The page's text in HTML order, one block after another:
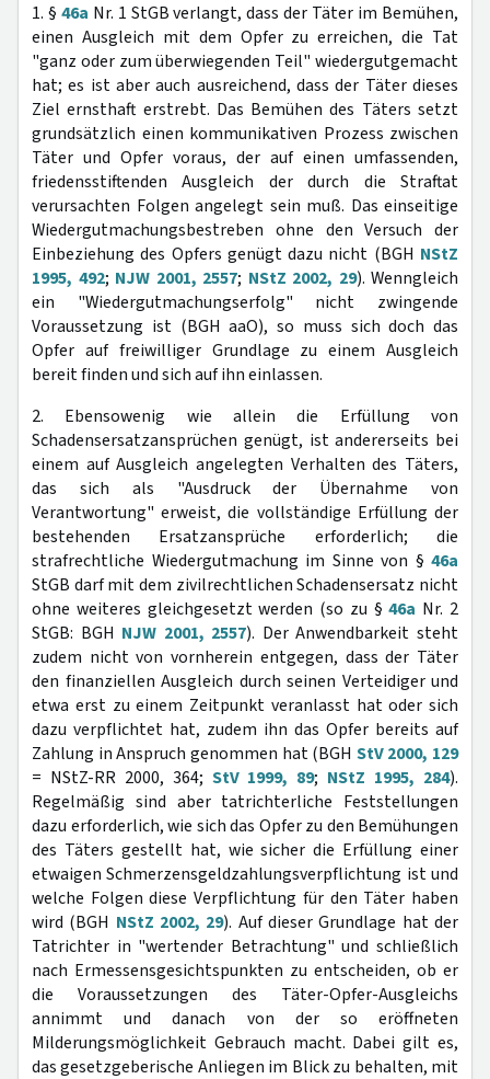
1. § 46a Nr. 1 StGB verlangt, dass der Täter im Bemühen,
einen Ausgleich mit dem Opfer zu erreichen, die Tat
"ganz oder zum überwiegenden Teil" wiedergutgemacht
hat; es ist aber auch ausreichend, dass der Täter dieses
Ziel ernsthaft erstrebt. Das Bemühen des Täters setzt
grundsätzlich einen kommunikativen Prozess zwischen
Täter und Opfer voraus, der auf einen umfassenden,
friedensstiftenden Ausgleich der durch die Straftat
verursachten Folgen angelegt sein muß. Das einseitige
Wiedergutmachungsbestreben ohne den Versuch der
Einbeziehung des Opfers genügt dazu nicht (BGH NStZ
1995, 492; NJW 2001, 2557; NStZ 2002, 29). Wenngleich
ein "Wiedergutmachungserfolg" nicht zwingende
Voraussetzung ist (BGH aaO), so muss sich doch das
Opfer auf freiwilliger Grundlage zu einem Ausgleich
bereit finden und sich auf ihn einlassen.
2. Ebensowenig wie allein die Erfüllung von
Schadensersatzansprüchen genügt, ist andererseits bei
einem auf Ausgleich angelegten Verhalten des Täters,
das sich als "Ausdruck der Übernahme von
Verantwortung" erweist, die vollständige Erfüllung der
bestehenden Ersatzansprüche erforderlich; die
strafrechtliche Wiedergutmachung im Sinne von § 46a
StGB darf mit dem zivilrechtlichen Schadensersatz nicht
ohne weiteres gleichgesetzt werden (so zu §46a Nr. 2
StGB: BGH NJW 2001, 2557). Der Anwendbarkeit steht
zudem nicht von vornherein entgegen, dass der Täter
den finanziellen Ausgleich durch seinen Verteidiger und
etwa erst zu einem Zeitpunkt veranlasst hat oder sich
dazu verpflichtet hat, zudem ihn das Opfer bereits auf
Zahlung in Anspruch genommen hat (BGH StV 2000, 129
= NStZ-RR 2000, 364; StV 1999, 89; NStZ 1995, 284).
Regelmäßig sind aber tatrichterliche Feststellungen
dazu erforderlich, wie sich das Opfer zu den Bemühungen
des Täters gestellt hat, wie sicher die Erfüllung einer
etwaigen Schmerzensgeldzahlungsverpflichtung ist und
welche Folgen diese Verpflichtung für den Täter haben
wird (BGH NStZ 2002, 29). Auf dieser Grundlage hat der
Tatrichter in "wertender Betrachtung" und schließlich
nach Ermessensgesichtspunkten zu entscheiden, ob er
die Voraussetzungen des Täter-Opfer-Ausgleichs
annimmt und danach von der so eröffneten
Milderungsmöglichkeit Gebrauch macht. Dabei gilt es,
das gesetzgeberische Anliegen im Blick zu behalten, mit